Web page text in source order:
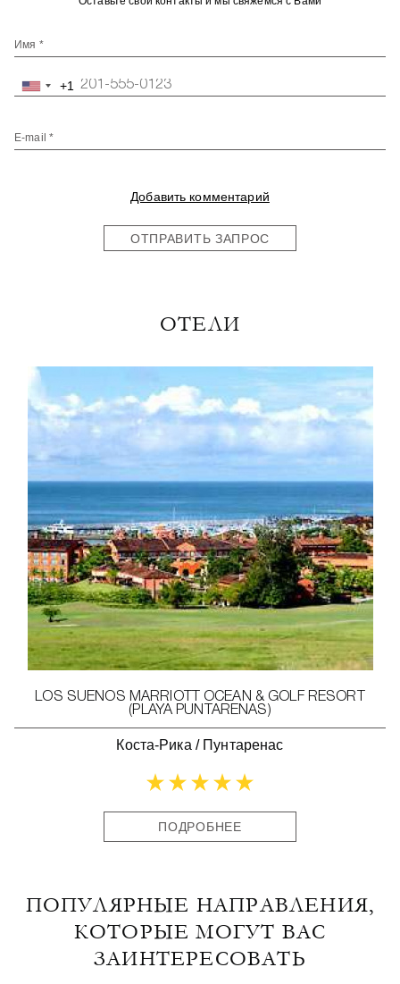
Имя *
United+1
E-mail *
Добавить комментарий
ОТПРАВИТЬ ЗАПРОС
ОТЕЛИ
LOS SUENOS MARRIOTT OCEAN & GOLF RESORT
(PLAYA PUNTARENAS)
Коста-Рика / Пунтаренас
ПОДРОБНЕЕ
ПОПУЛЯРНЫЕ НАПРАВЛЕНИЯ,
КОТОРЫЕ МОГУТ ВАС
ЗАИНТЕРЕСОВАТЬ